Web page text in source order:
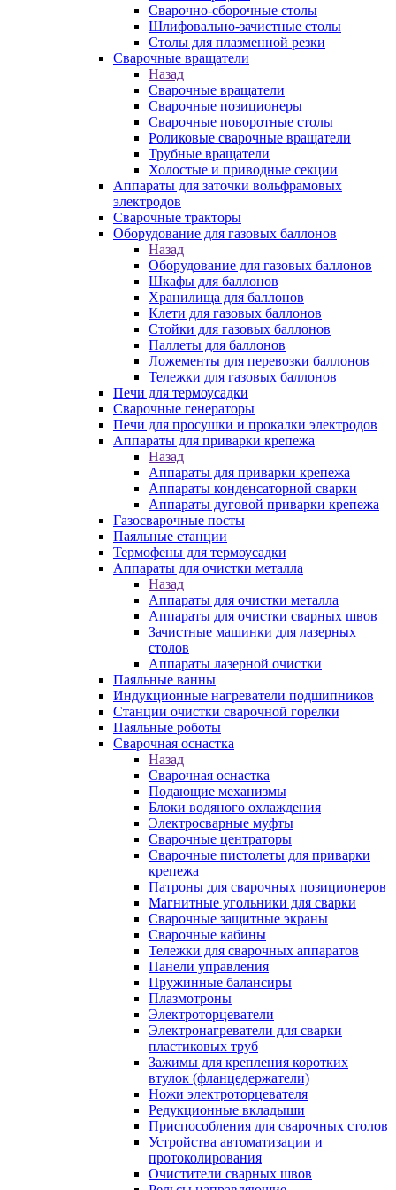
Сварочно-сборочные столы
Шлифовально-зачистные столы
Столы для плазменной резки
Сварочные вращатели
Назад
Сварочные вращатели
Сварочные позиционеры
Сварочные поворотные столы
Роликовые сварочные вращатели
Трубные вращатели
Холостые и приводные секции
Аппараты для заточки вольфрамовых
электродов
Сварочные тракторы
Оборудование для газовых баллонов
Назад
Оборудование для газовых баллонов
Шкафы для баллонов
Хранилища для баллонов
Клети для газовых баллонов
Стойки для газовых баллонов
Паллеты для баллонов
Ложементы для перевозки баллонов
Тележки для газовых баллонов
Печи для термоусадки
Сварочные генераторы
Печи для просушки и прокалки электродов
Аппараты для приварки крепежа
Назад
Аппараты для приварки крепежа
Аппараты конденсаторной сварки
Аппараты дуговой приварки крепежа
Газосварочные посты
Паяльные станции
Термофены для термоусадки
Аппараты для очистки металла
Назад
Аппараты для очистки металла
Аппараты для очистки сварных швов
Зачистные машинки для лазерных
столов
Аппараты лазерной очистки
Паяльные ванны
Индукционные нагреватели подшипников
Станции очистки сварочной горелки
Паяльные роботы
Сварочная оснастка
Назад
Сварочная оснастка
Подающие механизмы
Блоки водяного охлаждения
Электросварные муфты
Сварочные центраторы
Сварочные пистолеты для приварки
крепежа
Патроны для сварочных позиционеров
Магнитные угольники для сварки
Сварочные защитные экраны
Сварочные кабины
Тележки для сварочных аппаратов
Панели управления
Пружинные балансиры
Плазмотроны
Электроторцеватели
Электронагреватели для сварки
пластиковых труб
Зажимы для крепления коротких
втулок (фланцедержатели)
Ножи электроторцевателя
Редукционные вкладыши
Приспособления для сварочных столов
Устройства автоматизации и
протоколирования
Очистители сварных швов